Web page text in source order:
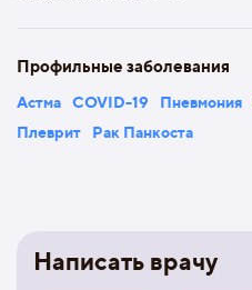
Написать врачу
Профильные заболевания
Астма COVID-19 Пневмония
Плеврит
Рак Панкоста